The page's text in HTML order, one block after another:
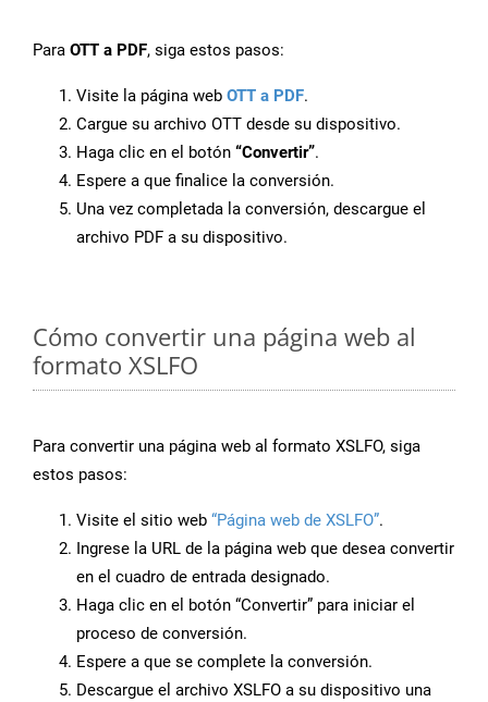
Para OTT a PDF, siga estos pasos:
Visite la página web OTT a PDF.
Cargue su archivo OTT desde su dispositivo.
Haga clic en el botón “Convertir”.
Espere a que finalice la conversión.
Una vez completada la conversión, descargue el
archivo PDF a su dispositivo.
Cómo convertir una página web al
formato XSLFO
Para convertir una página web al formato XSLFO, siga
estos pasos:
Visite el sitio web “Página web de XSLFO”.
Ingrese la URL de la página web que desea convertir
en el cuadro de entrada designado.
Haga clic en el botón “Convertir” para iniciar el
proceso de conversión.
Espere a que se complete la conversión.
Descargue el archivo XSLFO a su dispositivo una